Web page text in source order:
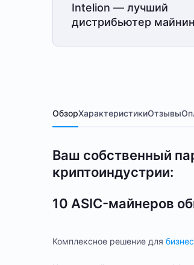
Intelion — лучший
дистрибьютер
ОбзорХарактеристикиОтзывы
Ваш собственный
криптоиндустрии:
10 ASIC-майнеров
Комплексное решение для